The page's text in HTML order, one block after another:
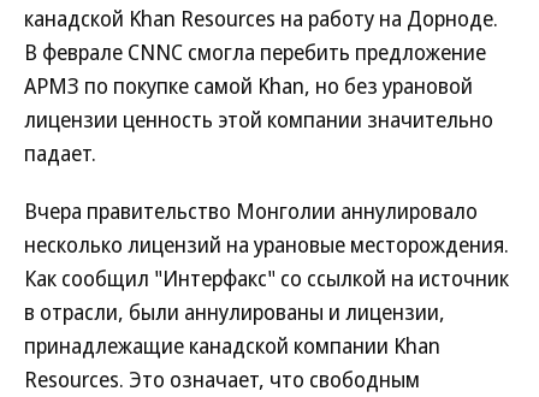
канадской Khan Resources на работу на Дорноде.
В феврале CNNC смогла перебить предложение
АРМЗ по покупке самой Khan, но без урановой
лицензии ценность этой компании значительно
падает.
Вчера правительство Монголии аннулировало
несколько лицензий на урановые месторождения.
Как сообщил "Интерфакс" со ссылкой на источник
в отрасли, были аннулированы и лицензии,
принадлежащие канадской компании Khan
Resources. Это означает, что свободным